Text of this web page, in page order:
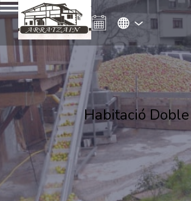
Habitació Doble